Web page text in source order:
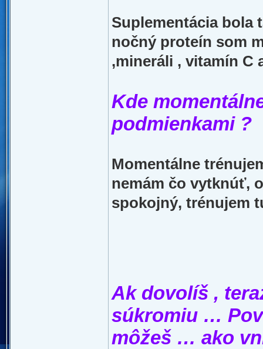
Suplementácia bola
nočný proteín som
,mineráli , vitamín C
Kde
podmienkami ?
Momentálne
nemám čo vytknúť,
spokojný, trénujem
Ak dovolíš ,
súkromiu …
môžeš … ako